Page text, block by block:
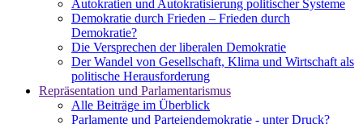
Autokratien und Autokratisierung politischer Systeme
Demokratie durch Frieden – Frieden durch
Demokratie?
Die Versprechen der liberalen Demokratie
Der Wandel von Gesellschaft, Klima und Wirtschaft als
politische Herausforderung
Repräsentation und Parlamentarismus
Alle Beiträge im Überblick
Parlamente und Parteiendemokratie - unter Druck?